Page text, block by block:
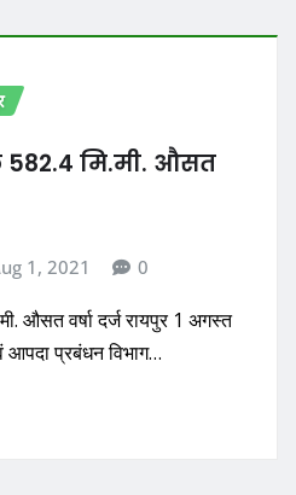
मि.मी. औसत
1, 2021 0
औसत वर्षा दर्ज रायपुर 1 अगस्त
प्रबंधन विभाग…